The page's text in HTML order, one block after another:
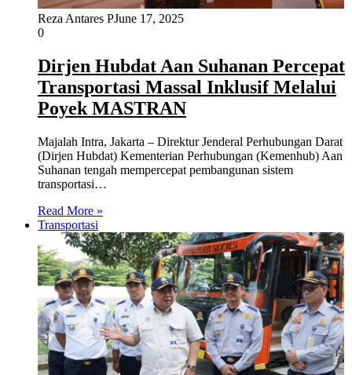
Reza Antares PJune 17, 2025
0
Dirjen Hubdat Aan Suhanan Percepat
Transportasi Massal Inklusif Melalui
Poyek MASTRAN
Majalah Intra, Jakarta – Direktur Jenderal Perhubungan Darat
(Dirjen Hubdat) Kementerian Perhubungan (Kemenhub) Aan
Suhanan tengah mempercepat pembangunan sistem
transportasi…
Read More »
Transportasi